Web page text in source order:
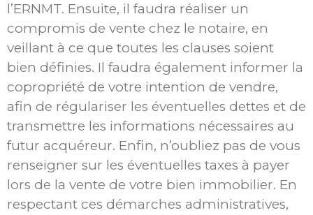
l’ERNMT. Ensuite, il faudra réaliser un
compromis de vente chez le notaire, en
veillant à ce que toutes les clauses soient
bien définies. Il faudra également informer la
copropriété de votre intention de vendre,
afin de régulariser les éventuelles dettes et de
transmettre les informations nécessaires au
futur acquéreur. Enfin, n’oubliez pas de vous
renseigner sur les éventuelles taxes à payer
lors de la vente de votre bien immobilier. En
respectant ces démarches administratives,